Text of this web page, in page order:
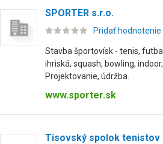
SPORTER s.r.o.
Pridať hodnotenie
Stavba športovísk - tenis,
ihriská, squash, bowling,
Projektovanie, údržba.
www.sporter.sk
Tisovský spolok tenistov